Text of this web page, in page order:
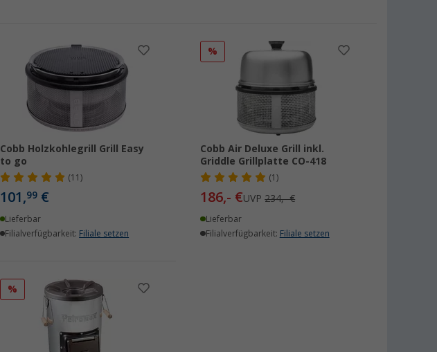
Cobb Holzkohlegrill Grill Easy
to go
(11)
101,99€
Lieferbar
Filialverfügbarkeit: Filiale setzen
%
Cobb Air Deluxe Grill inkl.
Griddle Grillplatte CO-418
(1)
186,- €UVP234,- €
Lieferbar
Filialverfügbarkeit: Filiale setzen
%